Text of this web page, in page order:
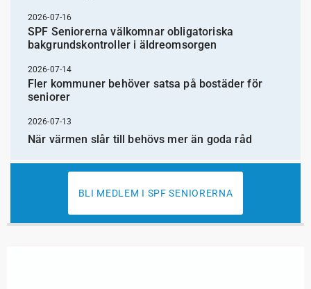
2026-07-16
SPF Seniorerna välkomnar obligatoriska
bakgrundskontroller i äldreomsorgen
2026-07-14
Fler kommuner behöver satsa på bostäder för
seniorer
2026-07-13
När värmen slår till behövs mer än goda råd
BLI MEDLEM I SPF SENIORERNA